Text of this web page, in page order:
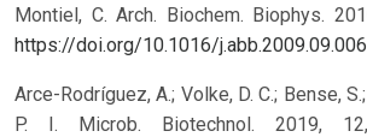
Montiel, C. Arch. Biochem. Biophys.
https://doi.org/10.1016/j.abb.2009.09.006
Arce-Rodríguez, A.; Volke, D. C.; Bense,
P. I. Microb. Biotechnol. 2019,